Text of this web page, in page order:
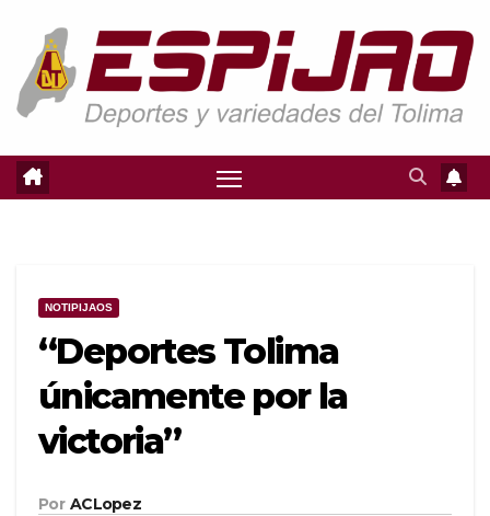
contenido
NOTIPIJAOS
“Deportes Tolima
únicamente por la
victoria”
Por ACLopez